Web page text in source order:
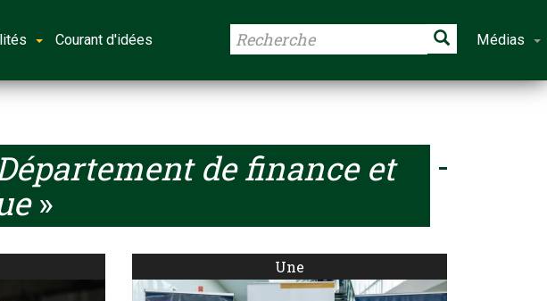
Courant d'idées Médias
de finance et
»
Une